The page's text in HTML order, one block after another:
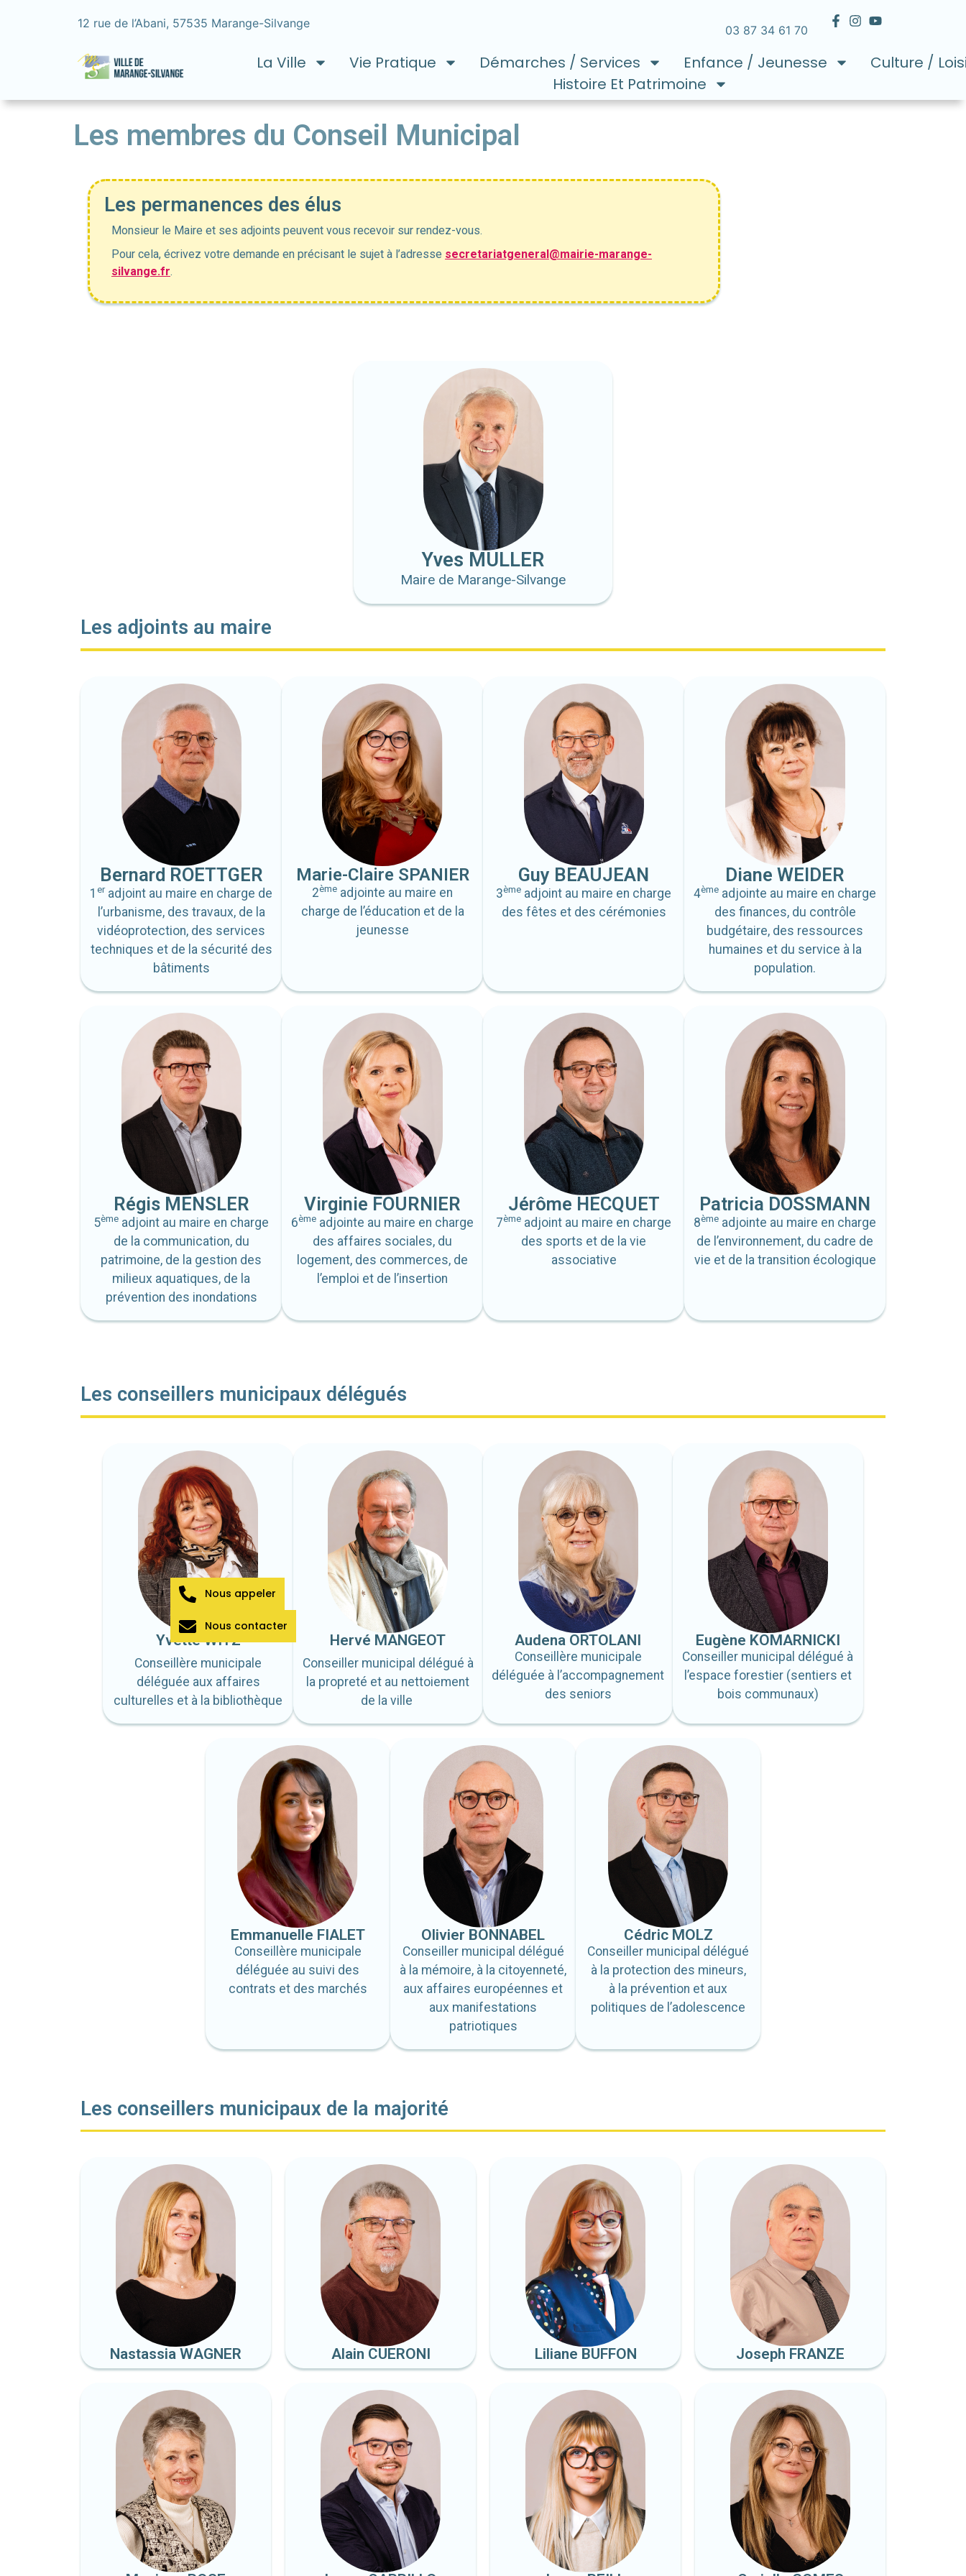
12 rue de l’Abani, 57535 Marange-Silvange 03 87 34 61 70
La Ville Vie Pratique Démarches / Services Enfance / Jeunesse
Culture /
Histoire Et Patrimoine
Les membres du Conseil Municipal
Les permanences des élus
Monsieur le Maire et ses adjoints peuvent vous recevoir sur rendez-vous.
Pour cela, écrivez votre demande en précisant le sujet à l’adresse secretariatgeneral@mairie-marange-
silvange.fr.
Yves MULLER
Maire de Marange-Silvange
Les adjoints au maire
Bernard ROETTGER
1 eradjoint au maire en charge de
l’urbanisme, des travaux, de la
vidéoprotection, des services
techniques et de la sécurité des
bâtiments
Marie-Claire SPANIER
2ème adjointe au maire en
charge de l’éducation et de la
jeunesse
Guy BEAUJEAN
3ème adjoint au maire en charge
des fêtes et des cérémonies
Diane WEIDER
4ème adjointe au maire en charge
des finances, du contrôle
budgétaire, des ressources
humaines et du service à la
population.
Régis MENSLER
5ème adjoint au maire en charge
de la communication, du
patrimoine, de la gestion des
milieux aquatiques, de la
prévention des inondations
Virginie FOURNIER
6ème adjointe au maire en charge
des affaires sociales, du
logement, des commerces, de
l’emploi et de l’insertion
Jérôme HECQUET
7ème adjoint au maire en charge
des sports et de la vie
associative
Patricia DOSSMANN
8ème adjointe au maire en charge
de l’environnement, du cadre de
vie et de la transition écologique
Les conseillers municipaux délégués
Yvette WITZ
Conseillère municipale
déléguée aux affaires
culturelles et à la bibliothèque
Hervé MANGEOT
Conseiller municipal délégué à
la propreté et au nettoiement
de la ville
Audena ORTOLANI
Conseillère municipale
déléguée à l’accompagnement
des seniors
Eugène KOMARNICKI
Conseiller municipal délégué à
l’espace forestier (sentiers et
bois communaux)
Emmanuelle FIALET
Conseillère municipale
déléguée au suivi des
contrats et des marchés
Olivier BONNABEL
Conseiller municipal délégué
à la mémoire, à la citoyenneté,
aux affaires européennes et
aux manifestations
patriotiques
Cédric MOLZ
Conseiller municipal délégué
à la protection des mineurs,
à la prévention et aux
politiques de l’adolescence
Les conseillers municipaux de la majorité
Nastassia WAGNER Alain CUERONI Liliane BUFFON Joseph FRANZE
Nous appeler
Nous contacter